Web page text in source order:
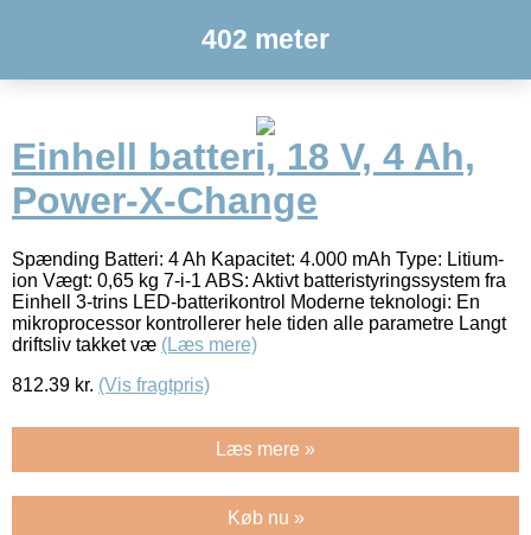
402 meter
Einhell batteri, 18 V, 4 Ah,
Power-X-Change
Spænding Batteri: 4 Ah Kapacitet: 4.000 mAh Type: Litium-
ion Vægt: 0,65 kg 7-i-1 ABS: Aktivt batteristyringssystem fra
Einhell 3-trins LED-batterikontrol Moderne teknologi: En
mikroprocessor kontrollerer hele tiden alle parametre Langt
driftsliv takket væ (Læs mere)
812.39 kr. (Vis fragtpris)
Læs mere »
Køb nu »